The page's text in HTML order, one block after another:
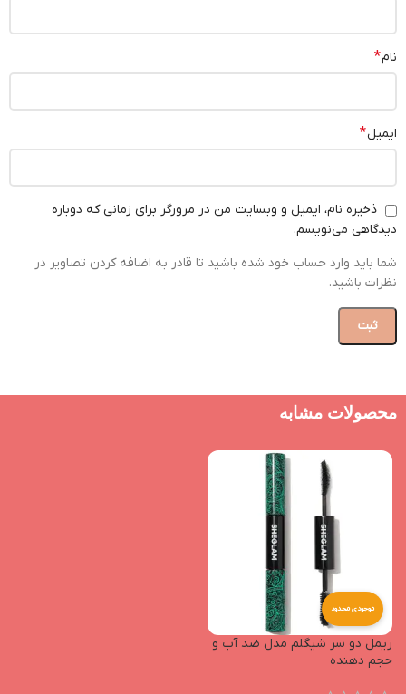
نام*
ایمیل*
ذخیره نام، ایمیل و وبسایت من در مرورگر برای زمانی که دوباره
دیدگاهی می‌نویسم.
شما باید وارد حساب خود شده باشید تا قادر به اضافه کردن تصاویر در
نظرات باشید.
محصولات مشابه
موجودی محدود
ریمل دو سر شیگلم مدل ضد آب و
حجم دهنده